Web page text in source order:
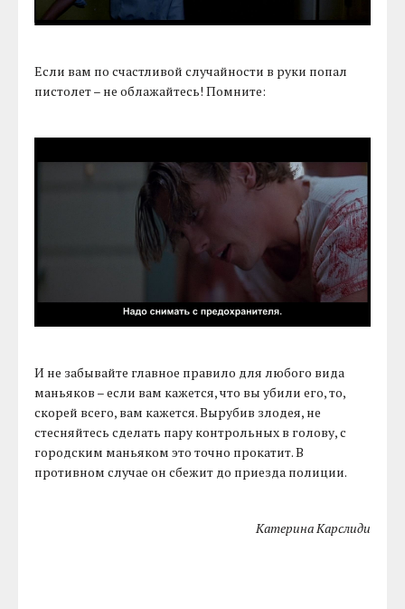
Если вам по счастливой случайности в руки попал
пистолет – не облажайтесь! Помните:
И не забывайте главное правило для любого вида
маньяков – если вам кажется, что вы убили его, то,
скорей всего, вам кажется. Вырубив злодея, не
стесняйтесь сделать пару контрольных в голову, с
городским маньяком это точно прокатит. В
противном случае он сбежит до приезда полиции.
Катерина Карслиди